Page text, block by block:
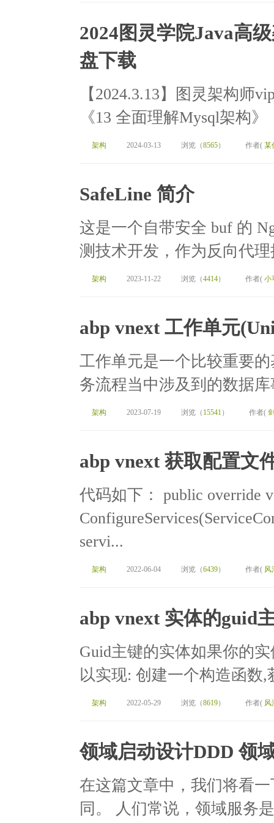
2024图灵学院Java高
盘下载
【2024.3.13】图灵架构师
《13 全面理解Mysql架构
架构 2024-03-13 浏览（8565） 作者( 某
SafeLine 简介
这是一个自带安全 buf 的
测技术开发，作为反向代
架构 2023-11-22 浏览（4414） 作者( 小
abp vnext 工作单元
工作单元是一个比较重要
务流程当中涉及到的数据
架构 2023-07-19 浏览（ 15541） 作者(
abp vnext 获取配置文
代码如下： public override
servi...
架构 2022-06-04 浏览（6439） 作者( 风
abp vnext 实体的guid
Guid主键的实体如果你的
以实现: 创建一个构造函数
架构 2022-05-29 浏览（8619） 作者( 风
领域启动设计DDD 领
在这篇文章中，我们将看
同。 人们常说，领域服务